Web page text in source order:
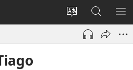
Mudar
idioma
Log
Buscar
no
JW.ORG